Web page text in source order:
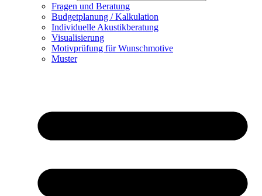
Fragen und Beratung
Budgetplanung / Kalkulation
Individuelle Akustikberatung
Visualisierung
Motivprüfung für Wunschmotive
Muster